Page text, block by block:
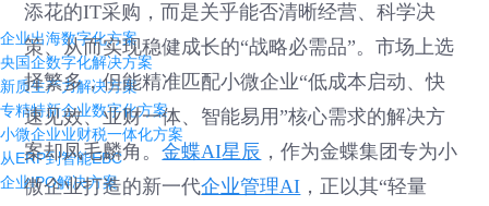
企业出海数字化方案
央国企数字化解决方案
新质生产力解决方案
专精特新企业数字化方案
小微企业业财税一体化方案
从ERP到智能EBC
企业IPO解决方案
添花的IT采购，而是关乎能否清晰经营、科学决
策、从而实现稳健成长的“战略必需品”。市场上选
择繁多，但能精准匹配小微企业“低成本启动、快
速见效、业财一体、智能易用”核心需求的解决方
案却凤毛麟角。金蝶AI星辰 ，作为金蝶集团专为小
微企业打造的新一代企业管理AI ，正以其“轻量